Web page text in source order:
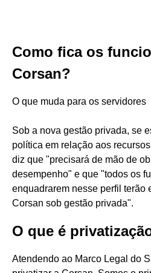
Como fica os
Corsan?
O que muda para os servidores
Sob a nova gestão privada, se
política em relação aos
diz que "precisará de mão de
desempenho" e que "todos os
enquadrarem nesse perfil terão
Corsan sob gestão privada".
O que é
Atendendo ao Marco Legal do